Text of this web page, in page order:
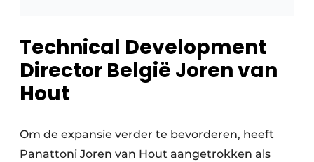
Technical Development
Director België Joren van
Hout
Om de expansie verder te bevorderen, heeft
Panattoni Joren van Hout aangetrokken als